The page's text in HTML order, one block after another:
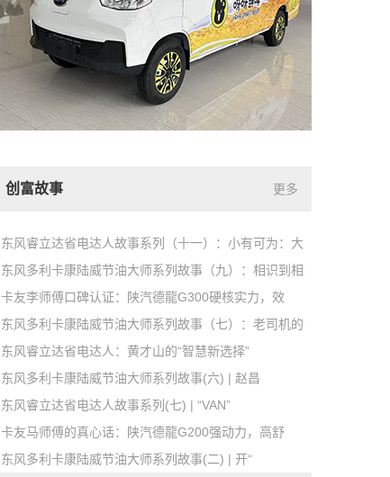
创富故事 更多
东风睿立达省电达人故事系列（十一）：小有可为：大
东风多利卡康陆威节油大师系列故事（九）：相识到相
卡友李师傅口碑认证：陕汽德龍G300硬核实力，效
东风多利卡康陆威节油大师系列故事（七）：老司机的
东风睿立达省电达人：黄才山的“智慧新选择”
东风多利卡康陆威节油大师系列故事(六) | 赵昌
东风睿立达省电达人故事系列(七) | “VAN”
卡友马师傅的真心话：陕汽德龍G200强动力，高舒
东风多利卡康陆威节油大师系列故事(二) | 开“